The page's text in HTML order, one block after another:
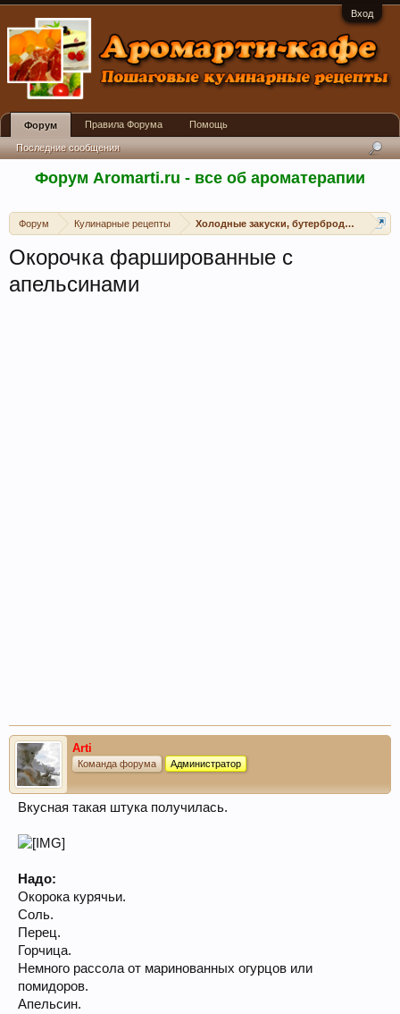
Вход
Форум Aromarti.ru - все об ароматерапии
Форум Кулинарные рецепты Холодные закуски, бутерброды, канапе,
Окорочка фаршированные с
апельсинами
Arti
Команда форума Администратор
Вкусная такая штука получилась.
Надо:
Окорока курячьи.
Соль.
Перец.
Горчица.
Немного рассола от маринованных огурцов или
помидоров.
Апельсин.
Форум
Последние сообщения
Правила Форума Помощь